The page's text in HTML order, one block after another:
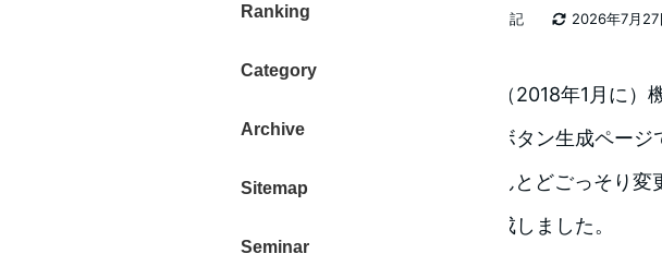
Ranking
Category
Archive
Sitemap
Seminar
2026年7月27
者
大東 信仁（ものくろ） 2026年日記
Feedlyボタンが、気がつけば（2018年1月に）
Feedlyが提供してくれているボタン生成ペー
ます。修正点を調べたら、ほんとどごっそり変
ボタン作成のWebツールを作成しました。